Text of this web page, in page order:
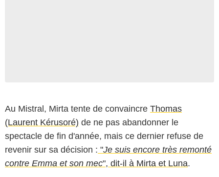
Au Mistral, Mirta tente de convaincre Thomas
(Laurent Kérusoré) de ne pas abandonner le
spectacle de fin d'année, mais ce dernier refuse de
revenir sur sa décision : "Je suis encore très remonté
contre Emma et son mec", dit-il à Mirta et Luna.